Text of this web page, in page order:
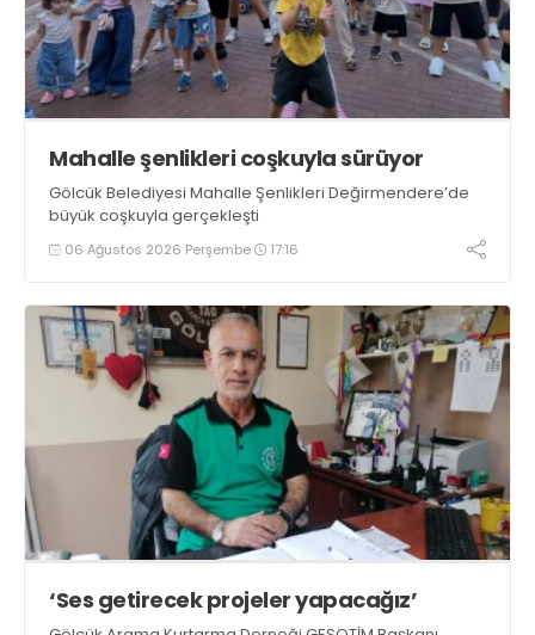
Mahalle şenlikleri coşkuyla sürüyor
Gölcük Belediyesi Mahalle Şenlikleri Değirmendere’de
büyük coşkuyla gerçekleşti
06 Ağustos 2026 Perşembe 17:16
‘Ses getirecek projeler yapacağız’